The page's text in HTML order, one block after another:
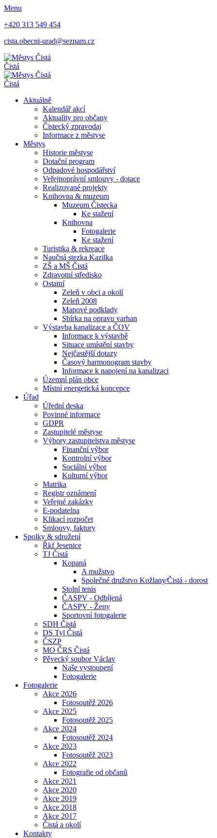
Menu
+420 313 549 454
cista.obecni-urad@seznam.cz
Čistá
Čistá
Aktuálně
Kalendář akcí
Aktuality pro občany
Čistecký zpravodaj
Informace z městyse
Městys
Historie městyse
Dotační program
Odpadové hospodářství
Veřejnoprávní smlouvy - dotace
Realizované projekty
Knihovna & muzeum
Muzeum Čistecka
Ke stažení
Knihovna
Fotogalerie
Ke stažení
Turistika & rekreace
Naučná stezka Kazilka
ZŠ a MŠ Čistá
Zdravotní středisko
Ostatní
Zeleň v obci a okolí
Zeleň 2008
Mapové podklady
Sbírka na opravu varhan
Výstavba kanalizace a ČOV
Informace k výstavbě
Situace umístění stavby
Nejčastější dotazy
Časový harmonogram stavby
Informace k napojení na kanalizaci
Územní plán obce
Místní energetická koncepce
Úřad
Úřední deska
Povinné informace
GDPR
Zastupitelé městyse
Výbory zastupitelstva městyse
Finanční výbor
Kontrolní výbor
Sociální výbor
Kulturní výbor
Matrika
Registr oznámení
Veřejné zakázky
E-podatelna
Klikací rozpočet
Smlouvy, faktury
Spolky & sdružení
Řkf Jesenice
TJ Čistá
Kopaná
A mužstvo
Společné družstvo Kožlany⁄Čistá - dorost
Stolní tenis
ČASPV - Odbíjená
ČASPV - Ženy
Sportovní fotogalerie
SDH Čistá
DS Tyl Čistá
ČSZP
MO ČRS Čistá
Pěvecký soubor Václav
Naše vystoupení
Fotogalerie
Fotogalerie
Akce 2026
Fotosoutěž 2026
Akce 2025
Fotosoutěž 2025
Akce 2024
Fotosoutěž 2024
Akce 2023
Fotosoutěž 2023
Akce 2022
Fotografie od občanů
Akce 2021
Akce 2020
Akce 2019
Akce 2018
Akce 2017
Čistá a okolí
Kontakty